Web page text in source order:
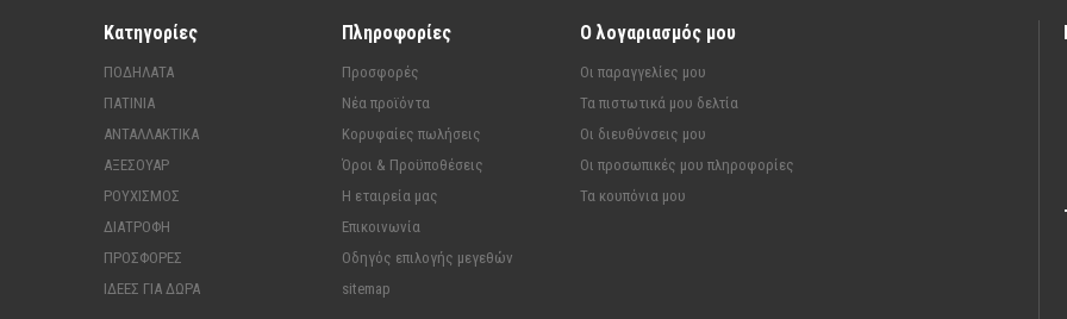
Κατηγορίες
ΠΟΔΗΛΑΤΑ
ΠΑΤΙΝΙΑ
ΑΝΤΑΛΛΑΚΤΙΚΑ
ΑΞΕΣΟΥΑΡ
ΡΟΥΧΙΣΜΟΣ
ΔΙΑΤΡΟΦΗ
ΠΡΟΣΦΟΡΕΣ
ΙΔΕΕΣ ΓΙΑ ΔΩΡΑ
Πληροφορίες
Προσφορές
Νέα προϊόντα
Κορυφαίες πωλήσεις
Όροι & Προϋποθέσεις
Η εταιρεία μας
Επικοινωνία
Οδηγός επιλογής μεγεθών
sitemap
Ο λογαριασμός μου
Οι παραγγελίες μου
Τα πιστωτικά μου δελτία
Οι διευθύνσεις μου
Οι προσωπικές μου πληροφορίες
Τα κουπόνια μου